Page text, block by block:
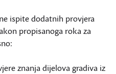
ispite dodatnih provjera
propisanoga roka za
znanja dijelova gradiva iz